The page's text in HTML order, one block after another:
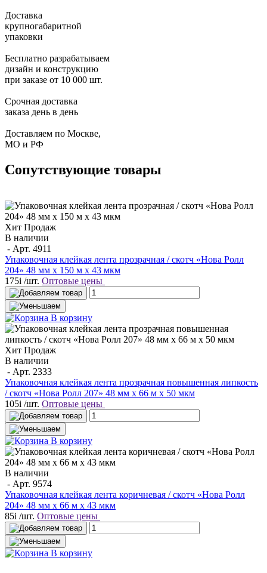
Доставка
крупногабаритной
упаковки
Бесплатно разрабатываем
дизайн и конструкцию
при заказе от 10 000 шт.
Срочная доставка
заказа день в день
Доставляем по Москве,
МО и РФ
Сопутствующие товары
Хит Продаж
В наличии
- Арт. 4911
Упаковочная клейкая лента прозрачная / скотч «Нова Ролл
204» 48 мм х 150 м х 43 мкм
175i /шт. Оптовые цены
В корзину
Хит Продаж
В наличии
- Арт. 2333
Упаковочная клейкая лента прозрачная повышенная липкость
/ скотч «Нова Ролл 207» 48 мм х 66 м х 50 мкм
105i /шт. Оптовые цены
В корзину
В наличии
- Арт. 9574
Упаковочная клейкая лента коричневая / скотч «Нова Ролл
204» 48 мм x 66 м х 43 мкм
85i /шт. Оптовые цены
В корзину